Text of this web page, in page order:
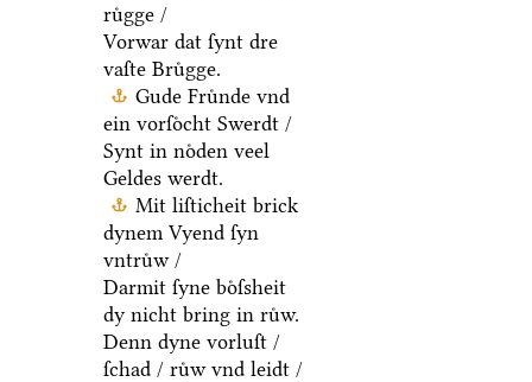
ruͤgge /
Vorwar dat ſynt dre
vaſte Bruͤgge.
Gude Fruͤnde vnd
ein vorſoͤcht Swerdt /
Synt in noͤden veel
Geldes werdt.
Mit liſticheit brick
dynem Vyend ſyn
vntruͤw /
Darmit ſyne boͤſsheit
dy nicht bring in ruͤw.
Denn dyne vorluſt /
ſchad / ruͤw vnd leidt /